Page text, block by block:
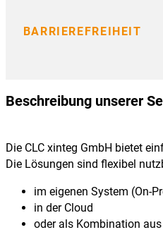
BARRIEREFREIHEIT
Beschreibung unserer
Die CLC xinteg GmbH bietet
Die Lösungen sind flexibel
im eigenen System (On-
in der Cloud
oder als Kombination